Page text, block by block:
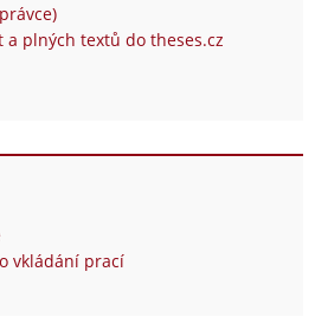
a plných textů do theses.cz
vkládání prací